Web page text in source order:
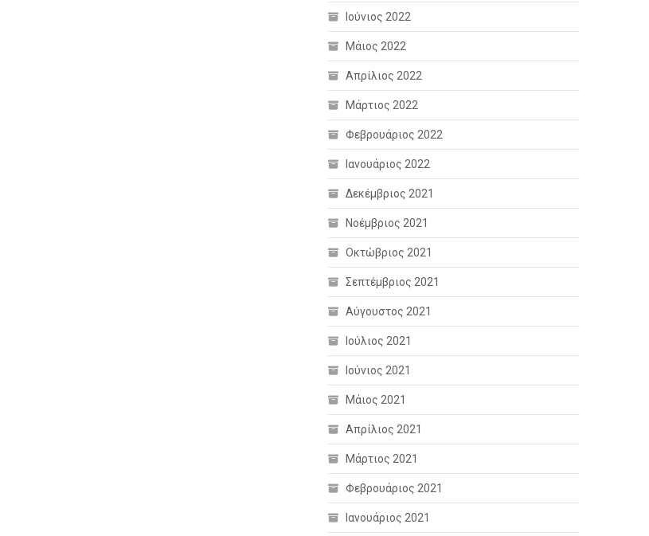
Ιούνιος 2022
Μάιος 2022
Απρίλιος 2022
Μάρτιος 2022
Φεβρουάριος 2022
Ιανουάριος 2022
Δεκέμβριος 2021
Νοέμβριος 2021
Οκτώβριος 2021
Σεπτέμβριος 2021
Αύγουστος 2021
Ιούλιος 2021
Ιούνιος 2021
Μάιος 2021
Απρίλιος 2021
Μάρτιος 2021
Φεβρουάριος 2021
Ιανουάριος 2021